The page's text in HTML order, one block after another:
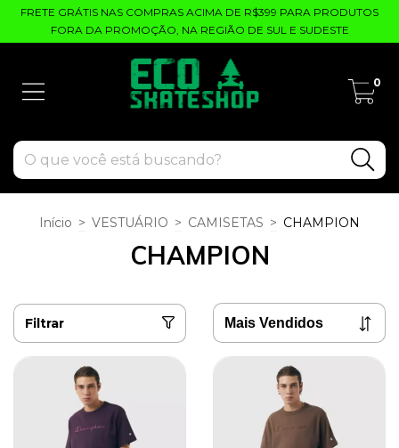
FRETE GRÁTIS NAS COMPRAS ACIMA DE R$399 PARA PRODUTOS
FORA DA PROMOÇÃO, NA REGIÃO DE SUL E SUDESTE
0
Início > VESTUÁRIO > CAMISETAS > CHAMPION
CHAMPION
Filtrar